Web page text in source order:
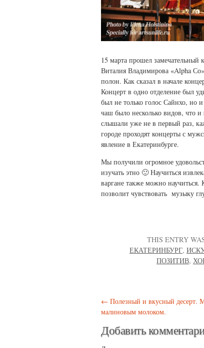
15 марта прошел замечательный
Виталия Владимирова «Alpha
полон. Как сказал в начале
Концерт в одно отделение был
был не только голос Сайнхо, но
чаш было несколько видов, что
слышали уже не в первый раз,
городе проходят концерты с
явление в Екатеринбурге.
Мы получили огромное
изучать этно 🙂 Научиться
варгане также можно научиться.
позволит чувствовать музыку
THIS ENTRY
ЕКАТЕРИНБУРГ,
ПОЗИТИВ,
Post navigation
← Полезный и вкусный десерт.
малиновым молоком.
Добавить